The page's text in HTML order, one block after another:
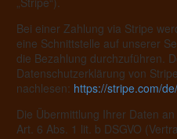
Bei einer Zahlung via Stripe
eine Schnittstelle auf unserer
die Bezahlung durchzuführen.
Datenschutzerklärung von
nachlesen: https://stripe.com/
Die Übermittlung Ihrer Daten
Art. 6 Abs. 1 lit. b DSGVO